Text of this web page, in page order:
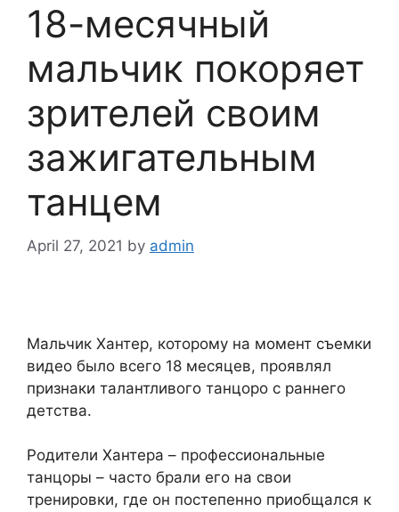
18-месячный
мальчик покоряет
зрителей своим
зажигательным
танцем
April 27, 2021 by admin
Мальчик Хантер, которому на момент съемки
видео было всего 18 месяцев, проявлял
признаки талантливого танцоро с раннего
детства.
Родители Хантера – профессиональные
танцоры – часто брали его на свои
тренировки, где он постепенно приобщался к